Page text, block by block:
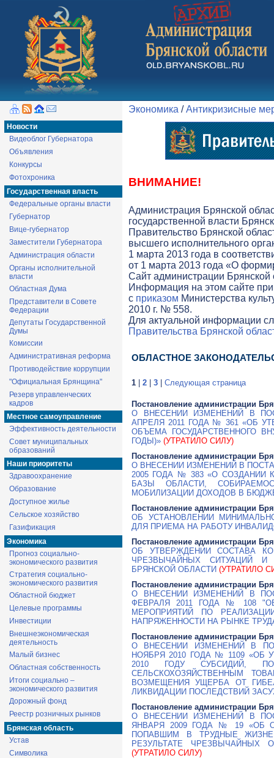
Новости
Видеоблог Губернатора
Объявления
Конкурсы
Фотохроника
Государственная власть
Федеральные органы власти
Губернатор
Вице-губернатор
Заместители Губернатора
Администрация области
Органы исполнительной
власти
Областная Дума
Представители в Совете
Федерации
Депутаты Государственной
Думы
Комиссии
Административная реформа
Противодействие коррупции
"Официальная Брянщина"
Резерв управленческих
кадров
Местное самоуправление
Эффективность деятельности
Совет муниципальных
образований
Наши приоритеты
Здравоохранение
Образование
Доступное жилье
Сельское хозяйство
Газификация
Экономика
Прогноз социально-
экономического развития
Стратегия социально-
экономического развития
Областной бюджет
Целевые программы
Инвестиции
Внешнеэкономическая
деятельность
Малый бизнес
Областная собственность
Итоги социально –
экономического развития
Дорожный фонд
Реестр розничных рынков
Брянская область
Устав
Символика
Экономика /Антикризисные
ВНИМАНИЕ!
Администрация Брянской
государственной власти
Правительство Брянской
высшего исполнительного
1 марта 2013 года в
от 1 марта 2013 года «О
Cайт администрации Брянской
Информация на этом сайте
с приказом Министерства
2010 г. № 558.
Для актуальной информации
Правительства Брянской
ОБЛАСТНОЕ
1 2 3 Следующая страница
Постановление администрации
О ВНЕСЕНИИ ИЗМЕНЕНИЙ В
АПРЕЛЯ 2011 ГОДА № 361 «ОБ
ОБЪЕМА ГОСУДАРСТВЕННОГО
ГОДЫ)» (УТРАТИЛО СИЛУ)
Постановление администрации
О ВНЕСЕНИИ ИЗМЕНЕНИЙ В
2005 ГОДА № 383 «О
БАЗЫ ОБЛАСТИ,
МОБИЛИЗАЦИИ ДОХОДОВ В
Постановление администрации
ОБ УСТАНОВЛЕНИИ
ДЛЯ ПРИЕМА НА РАБОТУ
Постановление администрации
ОБ УТВЕРЖДЕНИИ СОСТАВА
ЧРЕЗВЫЧАЙНЫХ СИТУАЦИЙ
БРЯНСКОЙ ОБЛАСТИ (УТРАТИЛО
Постановление администрации
О ВНЕСЕНИИ ИЗМЕНЕНИЙ В
ФЕВРАЛЯ 2011 ГОДА № 108
МЕРОПРИЯТИЙ ПО
НАПРЯЖЕННОСТИ НА РЫНКЕ
Постановление администрации
О ВНЕСЕНИИ ИЗМЕНЕНИЙ В
НОЯБРЯ 2010 ГОДА № 1109
2010 ГОДУ СУБСИДИЙ,
СЕЛЬСКОХОЗЯЙСТВЕННЫМ
ВОЗМЕЩЕНИЯ УЩЕРБА ОТ
ЛИКВИДАЦИИ ПОСЛЕДСТВИЙ
Постановление администрации
О ВНЕСЕНИИ ИЗМЕНЕНИЙ В
ЯНВАРЯ 2009 ГОДА № 19 «ОБ
ПОПАВШИМ В ТРУДНЫЕ
РЕЗУЛЬТАТЕ ЧРЕЗВЫЧАЙНЫХ
(УТРАТИЛО СИЛУ)